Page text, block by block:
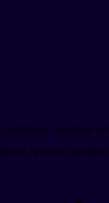
"phone